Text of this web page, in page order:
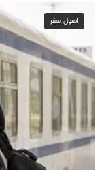
اصول سفر